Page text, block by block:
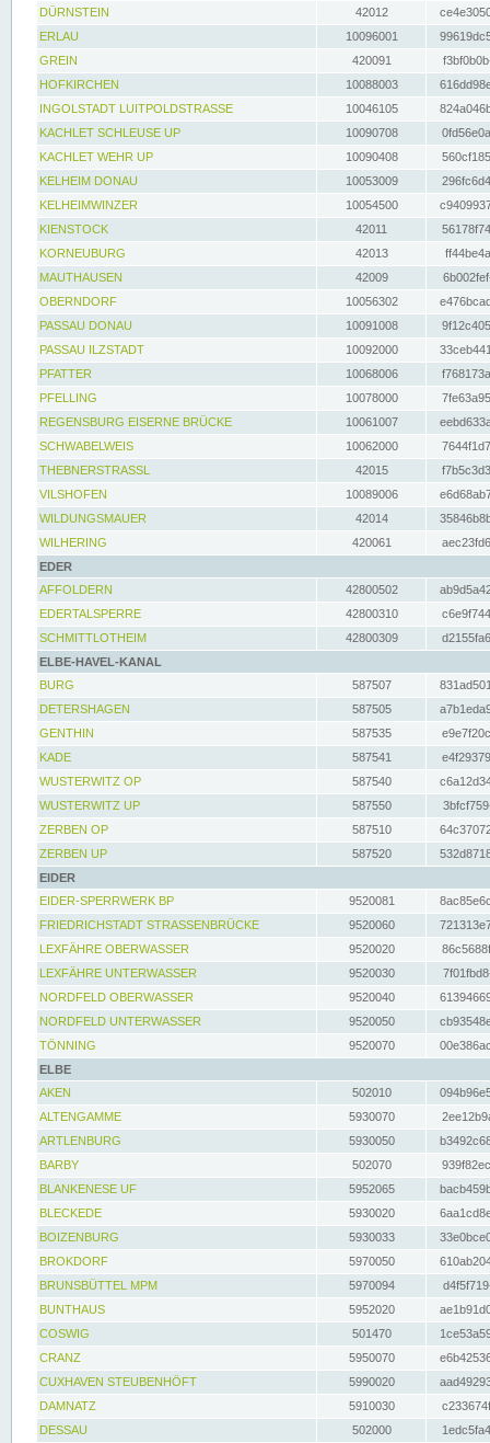
DÜRNSTEIN
42012
ERLAU
10096001
GREIN
420091
HOFKIRCHEN
10088003
INGOLSTADT LUITPOLDSTRASSE
10046105
KACHLET SCHLEUSE UP
10090708
KACHLET WEHR UP
10090408
KELHEIM DONAU
10053009
KELHEIMWINZER
10054500
KIENSTOCK
42011
KORNEUBURG
42013
MAUTHAUSEN
42009
OBERNDORF
10056302
PASSAU DONAU
10091008
PASSAU ILZSTADT
10092000
PFATTER
10068006
PFELLING
10078000
REGENSBURG EISERNE BRÜCKE
10061007
SCHWABELWEIS
10062000
THEBNERSTRASSL
42015
VILSHOFEN
10089006
WILDUNGSMAUER
42014
WILHERING
420061
EDER
AFFOLDERN
42800502
EDERTALSPERRE
42800310
SCHMITTLOTHEIM
42800309
ELBE-HAVEL-KANAL
BURG
587507
DETERSHAGEN
587505
GENTHIN
587535
KADE
587541
WUSTERWITZ OP
587540
WUSTERWITZ UP
587550
ZERBEN OP
587510
ZERBEN UP
587520
EIDER
EIDER-SPERRWERK BP
9520081
FRIEDRICHSTADT STRASSENBRÜCKE
9520060
LEXFÄHRE OBERWASSER
9520020
LEXFÄHRE UNTERWASSER
9520030
NORDFELD OBERWASSER
9520040
NORDFELD UNTERWASSER
9520050
TÖNNING
9520070
ELBE
AKEN
502010
ALTENGAMME
5930070
ARTLENBURG
5930050
BARBY
502070
BLANKENESE UF
5952065
BLECKEDE
5930020
BOIZENBURG
5930033
BROKDORF
5970050
BRUNSBÜTTEL MPM
5970094
BUNTHAUS
5952020
COSWIG
501470
CRANZ
5950070
CUXHAVEN STEUBENHÖFT
5990020
DAMNATZ
5910030
DESSAU
502000